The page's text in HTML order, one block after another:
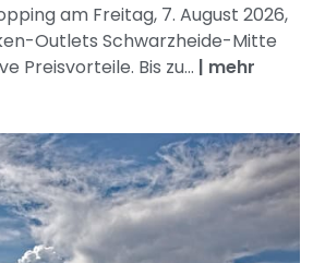
am Freitag, 7. August 2026,
Outlets Schwarzheide-Mitte
Preisvorteile. Bis zu... | mehr